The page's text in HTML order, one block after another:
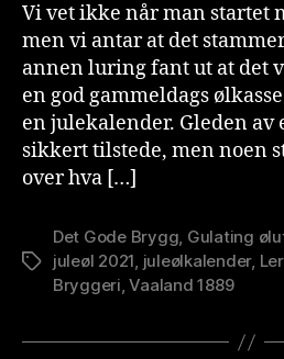
Vi vet ikke når man startet
men vi antar at det
annen luring fant ut at det
en god gammeldags
en julekalender. Gleden av
sikkert tilstede, men noen
over hva […]
Stikkord
Det Gode Brygg, Gulating
juleøl 2021, juleølkalender,
Bryggeri,Vaaland 1889